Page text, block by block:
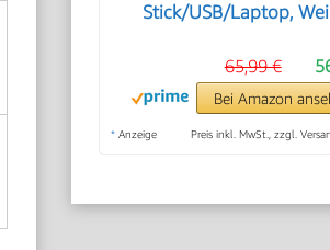
Stick/USB/Laptop,
65,99 €
Bei Amazon
* Anzeige Preis inkl. MwSt., zzgl.